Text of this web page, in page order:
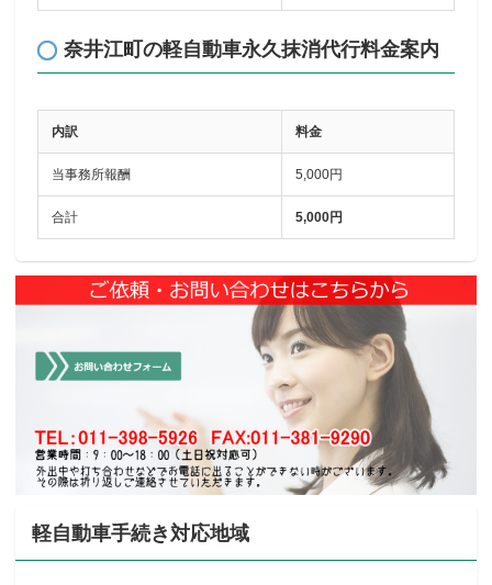
奈井江町の軽自動車永久抹消代行料金案内
内訳 料金
当事務所報酬 5,000円
合計 5,000円
軽自動車手続き対応地域